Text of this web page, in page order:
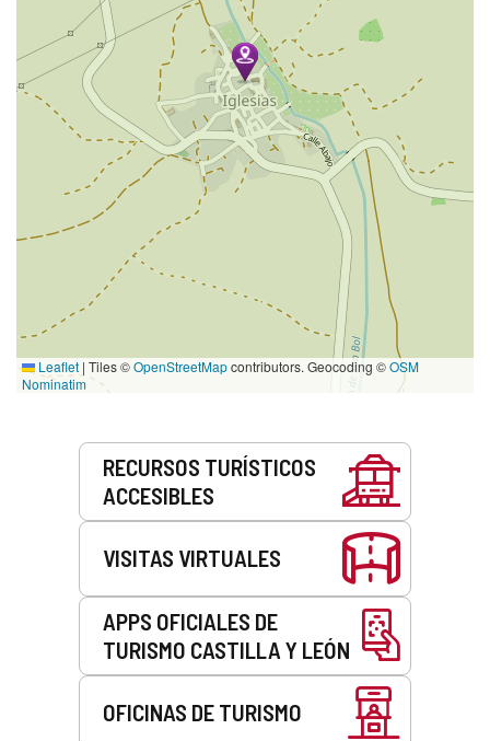
Leaflet | Tiles ©OpenStreetMapcontributors. Geocoding ©OSM
Nominatim
RECURSOS TURÍSTICOS
ACCESIBLES
VISITAS VIRTUALES
APPS OFICIALES DE
TURISMO CASTILLA Y LEÓN
OFICINAS DE TURISMO